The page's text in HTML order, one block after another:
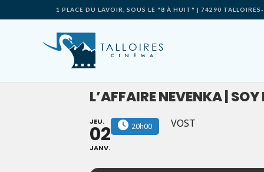
to
1 PLACE DU LAVOIR, SOUS LE "8 À HUIT" | 74290
L’AFFAIRE NEVENKA |
JEU.
02
JANV.
20h00 VOST